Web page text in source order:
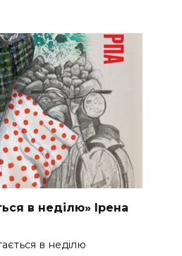
в неділю» Ірена
в неділю